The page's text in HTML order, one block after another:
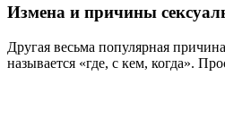
Измена и причины
Другая весьма популярная
называется «где, с кем, когда».